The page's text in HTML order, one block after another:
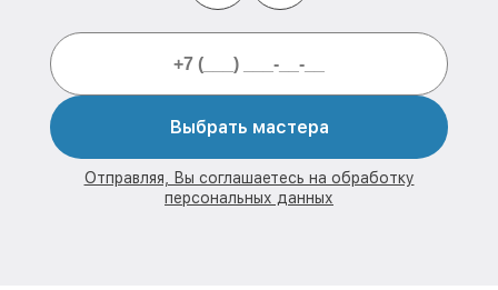
Выбрать мастера
Отправляя, Вы соглашаетесь на обработку
персональных данных